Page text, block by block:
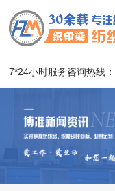
7*24小时服务咨询热线：